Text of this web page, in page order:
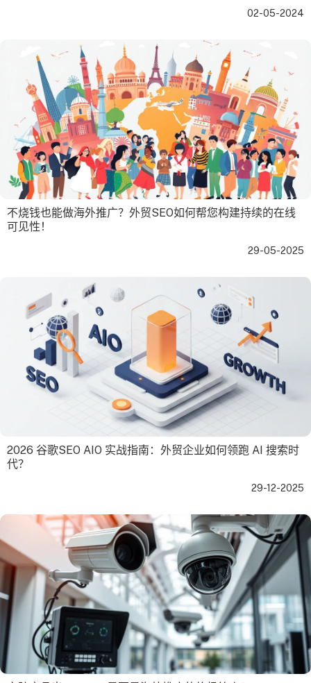
02-05-2024
不烧钱也能做海外推广？外贸SEO如何帮您构建持续的在线
可见性！
29-05-2025
2026 谷歌SEO AIO 实战指南：外贸企业如何领跑 AI 搜索时
代？
29-12-2025